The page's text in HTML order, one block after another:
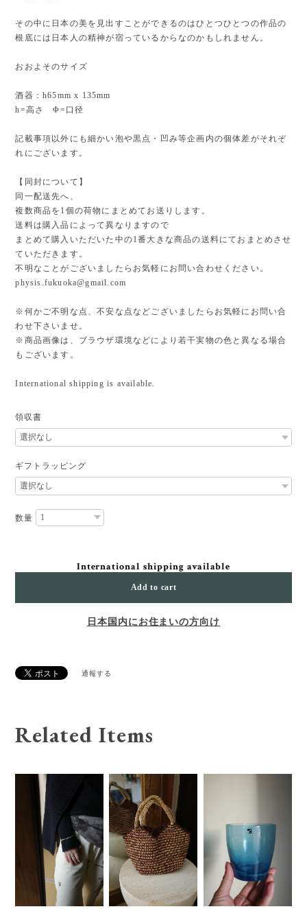
その中に日本の美を見出すことができるのはひとつひとつの作品の
根底には日本人の精神が宿っているからなのかもしれません。
おおよそのサイズ
酒器：h65mm x 135mm
h=高さ Φ=口径
記載事項以外にも細かい泡や黒点・凹み等企画内の個体差がそれぞ
れにございます。
【同封について】
同一配送先へ、
複数商品を1個の荷物にまとめてお送りします。
送料は購入品によって異なりますので
まとめて購入いただいた中の1番大きな商品の送料にておまとめさせ
ていただきます。
不明なことがございましたらお気軽にお問い合わせください。
physis.fukuoka@gmail.com
※何かご不明な点、不安な点などございましたらお気軽にお問い合
わせ下さいませ。
※商品画像は、ブラウザ環境などにより若干実物の色と異なる場合
もございます。
International shipping is available.
領収書
ギフトラッピング
数量
International shipping available
Add to cart
日本国内にお住まいの方向け
通報する
Related Items